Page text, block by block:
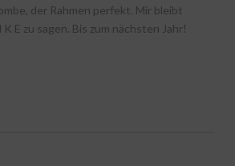
der Rahmen perfekt. Mir bleibt
E zu sagen. Bis zum nächsten Jahr!